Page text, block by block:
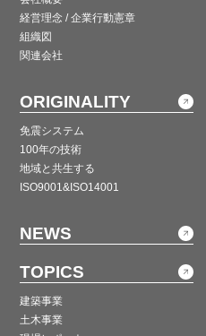
経営理念 / 企業行動憲章
組織図
関連会社
ORIGINALITY
免震システム
100年の技術
地域と共生する
ISO9001&ISO14001
NEWS
TOPICS
建築事業
土木事業